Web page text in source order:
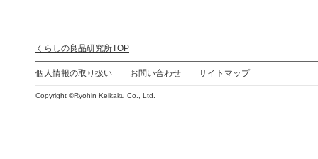
くらしの良品研究所TOP
個人情報の取り扱い お問い合わせ サイトマップ
Copyright ©Ryohin Keikaku Co., Ltd.